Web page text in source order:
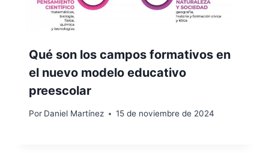
Qué son los campos formativos en
el nuevo modelo educativo
preescolar
Por Daniel Martínez 15 de noviembre de 2024